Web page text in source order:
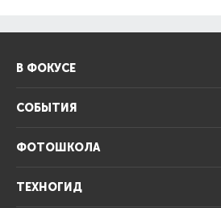
В ФОКУСЕ
СОБЫТИЯ
ФОТОШКОЛА
ТЕХНОГИД